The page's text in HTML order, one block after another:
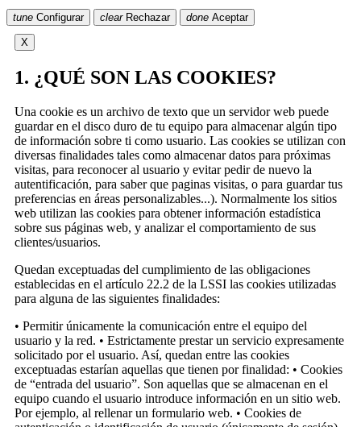
tune Configurar clear Rechazar done Aceptar
X
1. ¿QUÉ SON LAS COOKIES?
Una cookie es un archivo de texto que un servidor web puede
guardar en el disco duro de tu equipo para almacenar algún tipo
de información sobre ti como usuario. Las cookies se utilizan con
diversas finalidades tales como almacenar datos para próximas
visitas, para reconocer al usuario y evitar pedir de nuevo la
autentificación, para saber que paginas visitas, o para guardar tus
preferencias en áreas personalizables...). Normalmente los sitios
web utilizan las cookies para obtener información estadística
sobre sus páginas web, y analizar el comportamiento de sus
clientes/usuarios.
Quedan exceptuadas del cumplimiento de las obligaciones
establecidas en el artículo 22.2 de la LSSI las cookies utilizadas
para alguna de las siguientes finalidades:
• Permitir únicamente la comunicación entre el equipo del
usuario y la red. • Estrictamente prestar un servicio expresamente
solicitado por el usuario. Así, quedan entre las cookies
exceptuadas estarían aquellas que tienen por finalidad: • Cookies
de “entrada del usuario”. Son aquellas que se almacenan en el
equipo cuando el usuario introduce información en un sitio web.
Por ejemplo, al rellenar un formulario web. • Cookies de